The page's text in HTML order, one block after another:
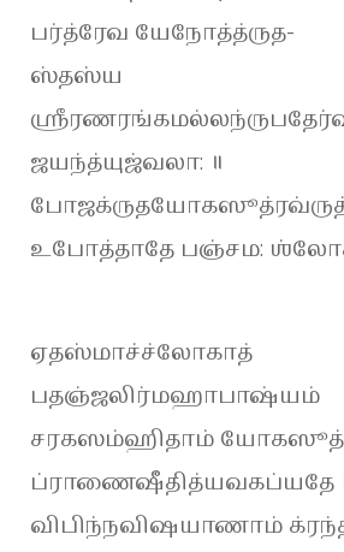
பர்த்ரேவ யேநோத்த்ருத-
ஸ்தஸ்ய
ஜயந்த்யுஜ்வலா: ॥
உபோத்தாதே பஞ்சம:
ஏதஸ்மாச்ச்லோகாத்
பதஞ்ஜலிர்மஹாபாஷ்யம்
சரகஸம்ஹிதாம்
ப்ராணைஷீதித்யவகப்யதே
விபிந்நவிஷயாணாம்